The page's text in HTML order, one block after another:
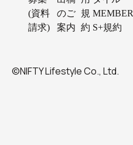
(資料
請求)
のご
案内
規
約
MEMBER
S+規約
©NIFTY Lifestyle Co., Ltd.